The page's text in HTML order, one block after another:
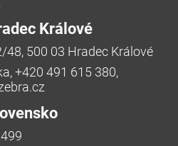
Králové
48, 500 03 Hradec Králové
+420 491 615 380,